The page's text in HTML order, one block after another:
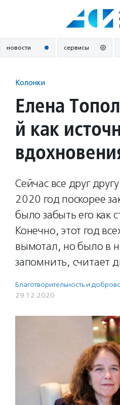
новости сервисы
Колонки
Елена
й как
Сейчас все друг
2020 год поскорее
было забыть его как
Конечно, этот год
вымотал, но было в
запомнить, считает
Благотвори­тель­ность и
29.12.2020